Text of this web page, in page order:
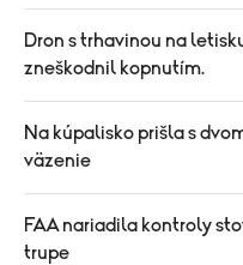
Dron s trhavinou na
zneškodnil kopnutím.
Na kúpalisko prišla s
väzenie
FAA nariadila kontroly
trupe